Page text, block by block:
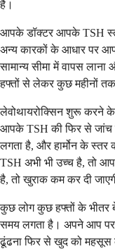
है।
आपके डॉक्टर आपके TSH
अन्य कारकों के आधार पर
सामान्य सीमा में वापस
हफ्तों से लेकर कुछ महीनों
लेवोथायरोक्सिन शुरू करने
आपके TSH की फिर से जांच
लगता है, और हार्मोन के
TSH अभी भी उच्च है, तो
है, तो खुराक कम कर दी
कुछ लोग कुछ हफ्तों के भीतर
समय लगता है। अपने आप पर
ढूंढना फिर से खुद को महसूस